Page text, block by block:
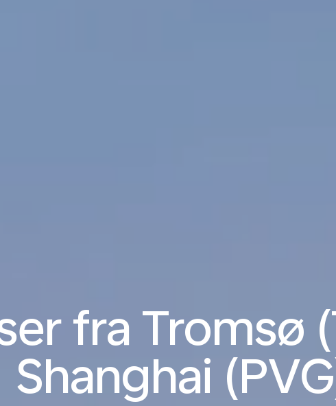
fra Tromsø
Shanghai